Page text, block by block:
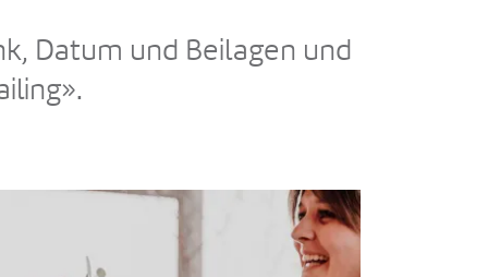
Datum und Beilagen und